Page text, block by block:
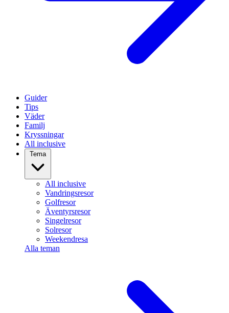
Guider
Tips
Väder
Familj
Kryssningar
All inclusive
Tema
All inclusive
Vandringsresor
Golfresor
Äventyrsresor
Singelresor
Solresor
Weekendresa
Alla teman